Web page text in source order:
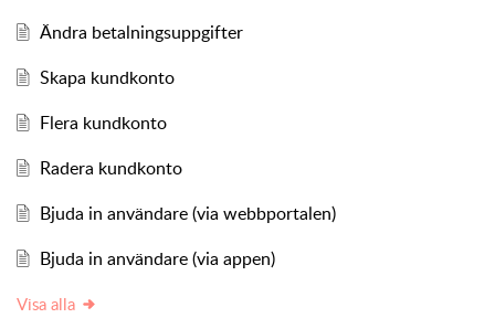
Ändra betalningsuppgifter
Skapa kundkonto
Flera kundkonto
Radera kundkonto
Bjuda in användare (via webbportalen)
Bjuda in användare (via appen)
Visa alla